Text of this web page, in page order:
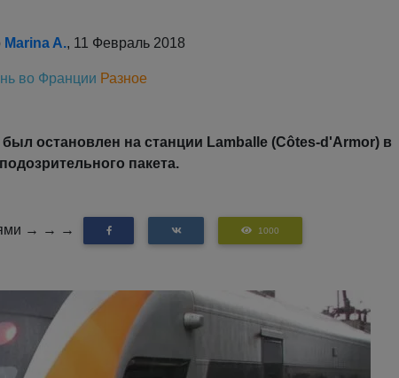
Marina A., 11 Февраль 2018
во Франции Разное
остановлен на станции Lamballe (Côtes-d'Armor) в
пакета.
→ → → 1000